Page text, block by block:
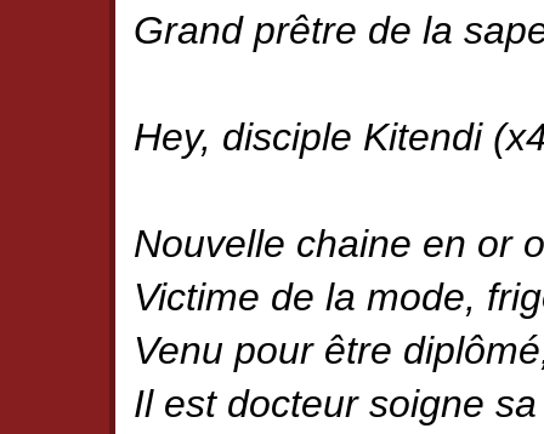
Grand prêtre de la
Hey, disciple Kitendi
Nouvelle chaine en or
Victime de la mode,
Venu pour être
Il est docteur soigne